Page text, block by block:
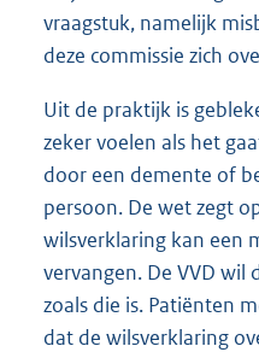
vraagstuk, namelijk
deze commissie zich
Uit de praktijk is
zeker voelen als het
door een demente of
persoon. De wet zegt
wilsverklaring kan een
vervangen. De VVD
zoals die is. Patiënten
dat de wilsverklaring